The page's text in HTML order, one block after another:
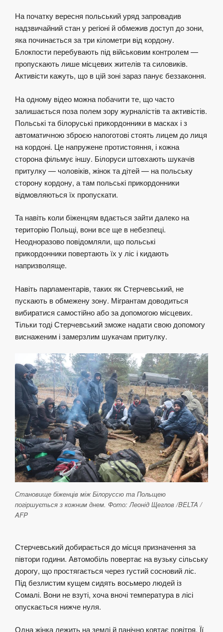
На початку вересня польський уряд запровадив
надзвичайний стан у регіоні й обмежив доступ до зони,
яка починається за три кілометри від кордону.
Блокпости перебувають під військовим контролем —
пропускають лише місцевих жителів та силовиків.
Активісти кажуть, що в цій зоні зараз панує беззаконня.
На одному відео можна побачити те, що часто
залишається поза полем зору журналістів та активістів.
Польські та білоруські прикордонники в масках і з
автоматичною зброєю напоготові стоять лицем до лиця
на кордоні. Це напружене протистояння, і кожна
сторона фільмує іншу. Білоруси штовхають шукачів
притулку — чоловіків, жінок та дітей — на польську
сторону кордону, а там польські прикордонники
відмовляються їх пропускати.
Та навіть коли біженцям вдається зайти далеко на
територію Польщі, вони все ще в небезпеці.
Неодноразово повідомляли, що польські
прикордонники повертають їх у ліс і кидають
напризволяще.
Навіть парламентарів, таких як Стерчевський, не
пускають в обмежену зону. Мігрантам доводиться
вибиратися самостійно або за допомогою місцевих.
Тільки тоді Стерчевський зможе надати свою допомогу
виснаженим і замерзлим шукачам притулку.
Становище біженців між Білоруссю та Польщею
погіршується з кожним днем. Фото: Леонід Щеглов /BELTA /
AFP
Стерчевський добирається до місця призначення за
півтори години. Автомобіль повертає на вузьку сільську
дорогу, що простягається через густий сосновий ліс.
Під безлистим кущем сидять восьмеро людей із
Сомалі. Вони не взуті, хоча вночі температура в лісі
опускається нижче нуля.
Одна жінка лежить на землі й панічно ковтає повітря. Її